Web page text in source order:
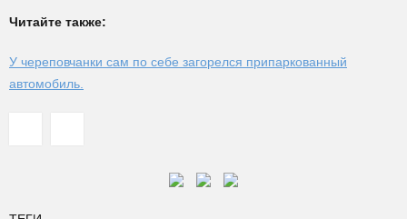
Читайте также:
У череповчанки сам по себе загорелся припаркованный
автомобиль.